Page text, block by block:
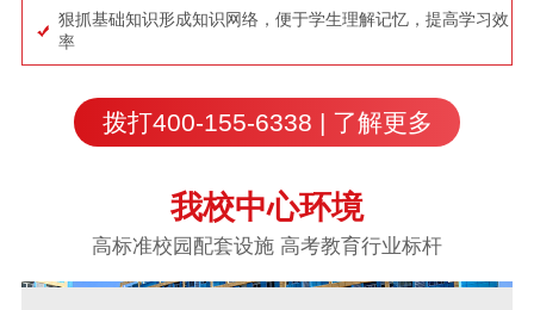
狠抓基础知识形成知识网络，便于学生理解记忆，提高学习效
率
拨打400-155-6338 | 了解更多
我校中心环境
高标准校园配套设施 高考教育行业标杆